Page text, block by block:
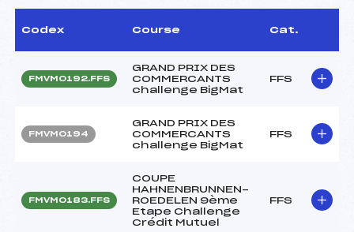
Codex Course Cat.
FMVM0192.FFS
GRAND PRIX DES
COMMERCANTS
challenge BigMat
FFS
FMVM0194
GRAND PRIX DES
COMMERCANTS
challenge BigMat
FFS
FMVM0183.FFS
COUPE
HAHNENBRUNNEN-
ROEDELEN 9ème
Etape Challenge
Crédit Mutuel
FFS